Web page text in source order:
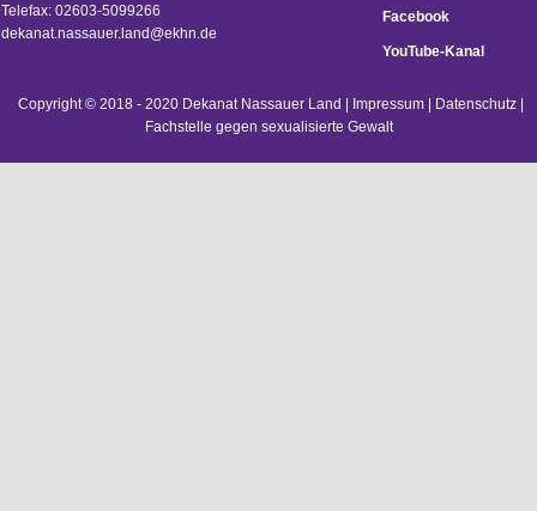
Telefax: 02603-5099266
dekanat.nassauer.land@ekhn.de
Facebook
YouTube-Kanal
Copyright © 2018 - 2020 Dekanat Nassauer Land | Impressum| Datenschutz|
Fachstelle gegen sexualisierte Gewalt